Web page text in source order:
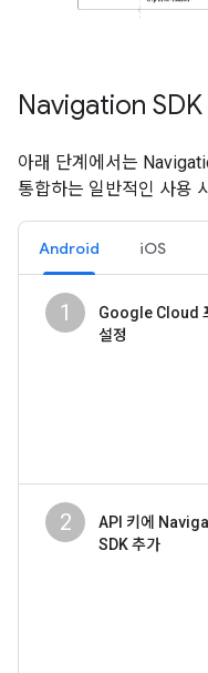
Navigation SDK
아래 단계에서는
통합하는 일반적인 사용
Android iOS
1
Google Cloud
설정
2
API 키에
SDK 추가